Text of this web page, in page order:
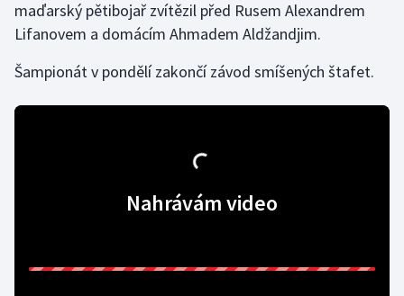
Olympijské hry
Parasport
maďarský pětibojař zvítězil před Rusem Alexandrem
Lifanovem a domácím Ahmadem Aldžandjim.
Šampionát v pondělí zakončí závod smíšených štafet.
Nahrávám video